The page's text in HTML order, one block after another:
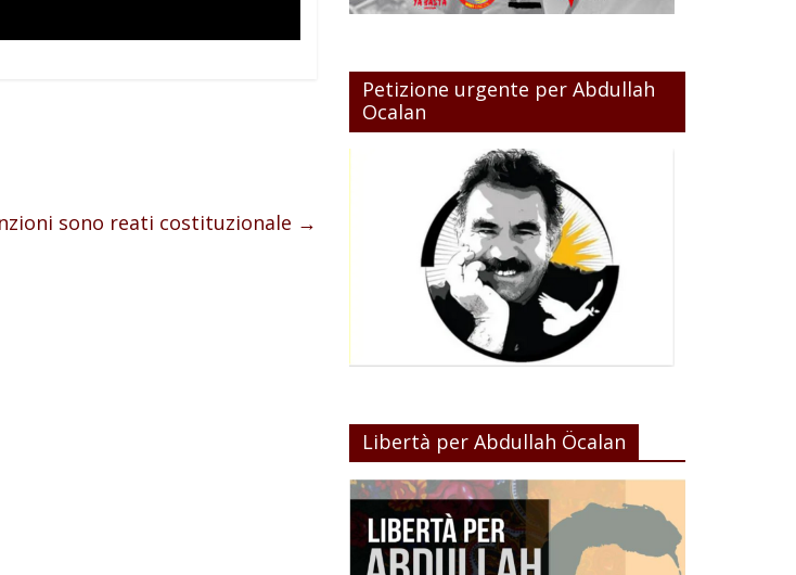
sono reati costituzionale →
Petizione urgente per Abdullah
Ocalan
Libertà per Abdullah Öcalan